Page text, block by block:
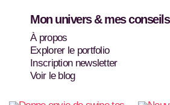
Mon univers & mes conseils
À propos
Explorer le portfolio
Inscription newsletter
Voir le blog